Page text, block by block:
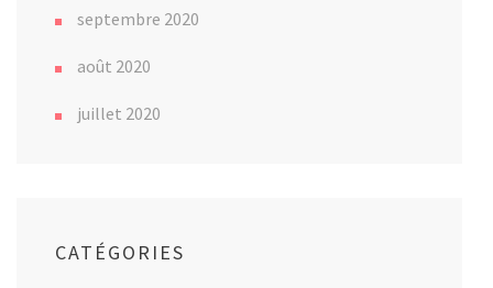
septembre 2020
août 2020
juillet 2020
CATÉGORIES